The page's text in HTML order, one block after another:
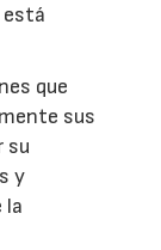
está
que
sus
su
y
la